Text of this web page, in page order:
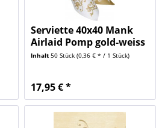
Serviette 40x40 Mank
Airlaid Pomp gold-weiss
50...
Inhalt 50 Stück (0,36 € * / 1 Stück)
17,95 € *